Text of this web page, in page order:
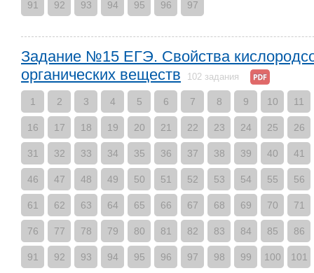
91 92 93 94 95 96 97
Задание №15 ЕГЭ. Свойства
органических веществ
102 задания
1 2 3 4 5 6 7 8 9 10 11
16 17 18 19 20 21 22 23 24 25 26
31 32 33 34 35 36 37 38 39 40 41
46 47 48 49 50 51 52 53 54 55 56
61 62 63 64 65 66 67 68 69 70 71
76 77 78 79 80 81 82 83 84 85 86
91 92 93 94 95 96 97 98 99 100 101